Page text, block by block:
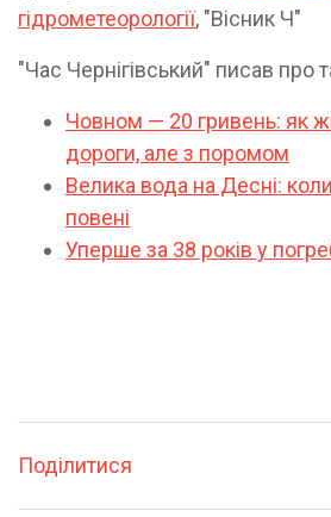
гідрометеорології, "Вісник Ч"
"Час Чернігівський" писав про
Човном — 20 гривень: як
дороги, але з поромом
Велика вода на Десні:
повені
Уперше за 38 років у
Поділитися